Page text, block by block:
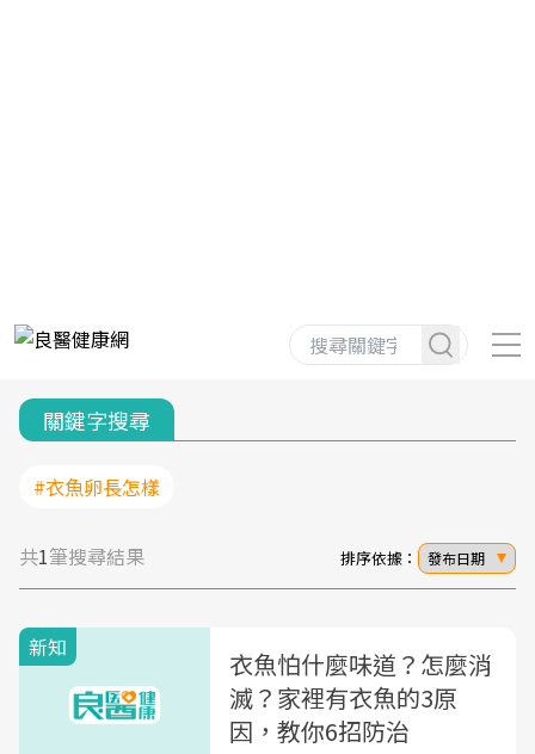
關鍵字搜尋
#衣魚卵長怎樣
共1筆搜尋結果 排序依據： 發布日期
新知
衣魚怕什麼味道？怎麼消
滅？家裡有衣魚的3原
因，教你6招防治